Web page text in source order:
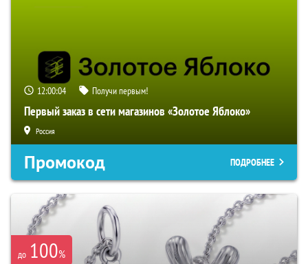
12:00:02 Получи первым!
Первый заказ в сети магазинов «Золотое Яблоко»
Россия
Промокод ПОДРОБНЕЕ
до 100%